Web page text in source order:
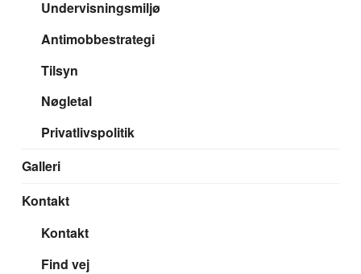
Undervisningsmiljø
Antimobbestrategi
Tilsyn
Nøgletal
Privatlivspolitik
Galleri
Kontakt
Kontakt
Find vej